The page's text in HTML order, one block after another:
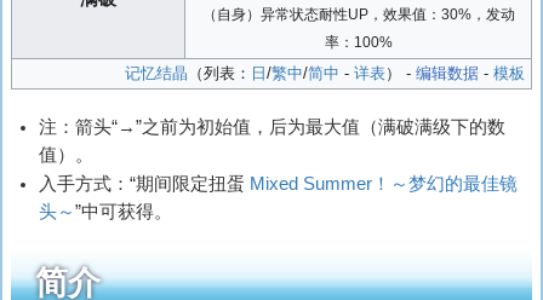
（自身）异常状态耐性UP，效果值：30%，发动
率：100%
记忆结晶 （列表： 日 /繁中/简中 - 详表） - 编辑数据- 模板
注：箭头“→”之前为初始值，后为最大值（满破满级下的数
值）。
入手方式：“期间限定扭蛋 Mixed Summer！～梦幻的最佳镜
头～”中可获得。
简介